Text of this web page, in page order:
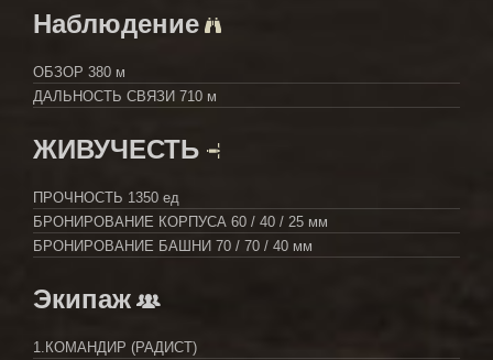
Наблюдение
ОБЗОР 380 м
ДАЛЬНОСТЬ СВЯЗИ 710 м
ЖИВУЧЕСТЬ
ПРОЧНОСТЬ 1350 ед
БРОНИРОВАНИЕ КОРПУСА 60 / 40 / 25 мм
БРОНИРОВАНИЕ БАШНИ 70 / 70 / 40 мм
Экипаж
1.КОМАНДИР (РАДИСТ)